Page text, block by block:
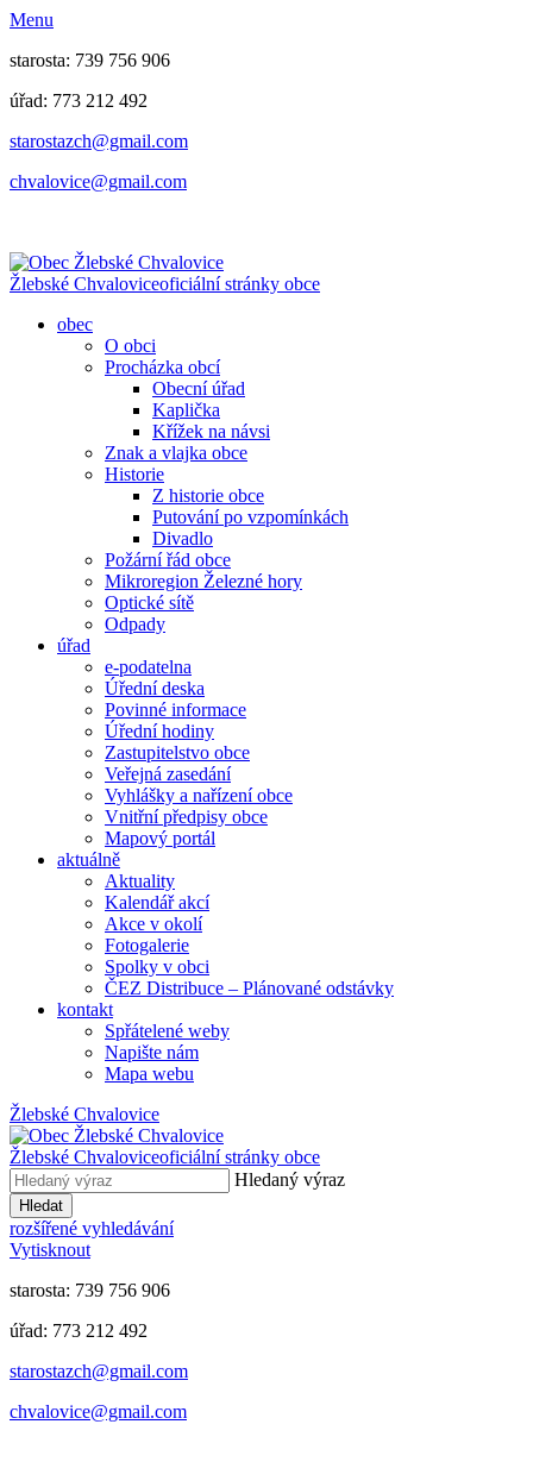
Menu
starosta: 739 756 906
úřad: 773 212 492
​​​​starostazch@gmail.com
​​​​chvalovice@gmail.com
Žlebské Chvaloviceoficiální stránky obce
obec
O obci
Procházka obcí
Obecní úřad
Kaplička
Křížek na návsi
Znak a vlajka obce
Historie
Z historie obce
Putování po vzpomínkách
Divadlo
Požární řád obce
Mikroregion Železné hory
Optické sítě
Odpady
úřad
e-podatelna
Úřední deska
Povinné informace
Úřední hodiny
Zastupitelstvo obce
Veřejná zasedání
Vyhlášky a nařízení obce
Vnitřní předpisy obce
Mapový portál
aktuálně
Aktuality
Kalendář akcí
Akce v okolí
Fotogalerie
Spolky v obci
ČEZ Distribuce – Plánované odstávky
kontakt
Spřátelené weby
Napište nám
Mapa webu
Žlebské Chvalovice
Žlebské Chvaloviceoficiální stránky obce
Hledaný výraz
Hledat
rozšířené vyhledávání
Vytisknout
starosta: 739 756 906
úřad: 773 212 492
​​​​starostazch@gmail.com
​​​​chvalovice@gmail.com